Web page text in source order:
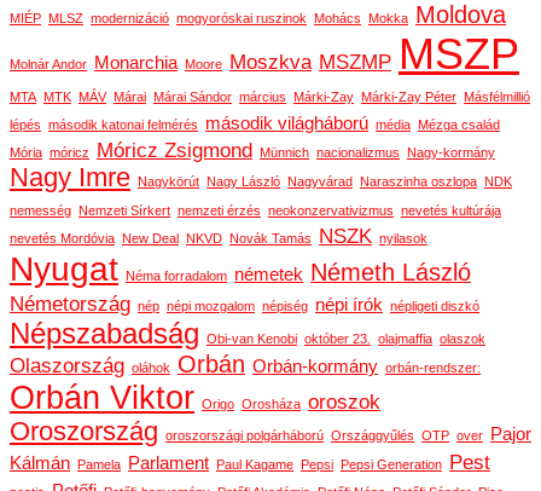
MIÉP MLSZ modernizáció mogyoróskai ruszinok Mohács Mokka Moldova
Molnár Andor Monarchia Moore Moszkva MSZMP MSZP
MTA MTK MÁV Márai Márai Sándor március Márki-Zay Márki-Zay Péter Másfélmillió
lépés második katonai felmérés második világháború média Mézga család
Mória móricz Móricz Zsigmond Münnich nacionalizmus Nagy-kormány
Nagy Imre Nagykörút Nagy László Nagyvárad Naraszinha oszlopa NDK
nemesség Nemzeti Sírkert nemzeti érzés neokonzervativizmus nevetés kultúrája
nevetés Mordóvia New Deal NKVD Novák Tamás NSZK nyilasok
Nyugat Néma forradalom németek Németh László
Németország nép népi mozgalom népiség népi írók népligeti diszkó
Népszabadság Obi-van Kenobi október 23. olajmaffia olaszok
Olaszország oláhok Orbán Orbán-kormány orbán-rendszer:
Orbán Viktor Origo Orosháza oroszok
Oroszország oroszországi polgárháború Országgyűlés OTP over
Pajor
Kálmán Pamela Parlament Paul Kagame Pepsi Pepsi Generation Pest